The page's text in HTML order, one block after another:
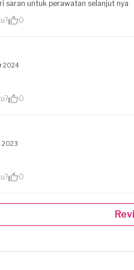
saran untuk perawatan selanjut nya
0
2024
0
2023
0